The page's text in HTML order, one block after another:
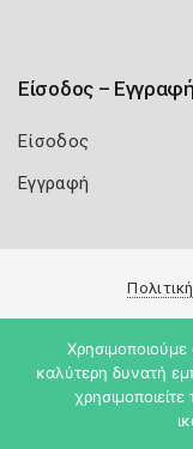
Είσοδος – Εγγραφή
Είσοδος
Εγγραφή
καλύτερη δυνατή